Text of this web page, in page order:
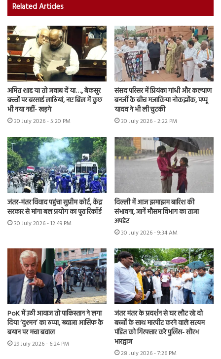
Related Articles
अमित शाह या तो जवाब दें या…., बेकसूर
बच्चों पर बरसाई लाठियां, नए बिल में कुछ
भी नया नहीं- खड़गे
30 July 2026 - 5:20 PM
संसद परिसर में प्रियंका गांधी और कल्याण
बनर्जी के बीच मजाकिया नोकझोंक, पप्पू
यादव ने भी ली चुटकी
30 July 2026 - 2:22 PM
जंतर-मंतर विवाद पहुंचा सुप्रीम कोर्ट, केंद्र
सरकार से मांगा बल प्रयोग का पूरा रिकॉर्ड
30 July 2026 - 12:49 PM
दिल्ली में आज झमाझम बारिश की
संभावना, जानें मौसम विभाग का ताजा
अपडेट
30 July 2026 - 9:34 AM
PoK में उठी आवाज तो पाकिस्तान ने लगा
दिया ‘दुश्मन’ का ठप्पा, ख्वाजा आसिफ के
बयान पर मचा बवाल
29 July 2026 - 6:24 PM
जंतर मंतर के प्रदर्शन से घर लौट रहे दो
बच्चों के साथ मारपीट करने वाले सत्यम
पंडित को गिरफ्तार करे पुलिस- सौरभ
भारद्वाज
28 July 2026 - 7:26 PM